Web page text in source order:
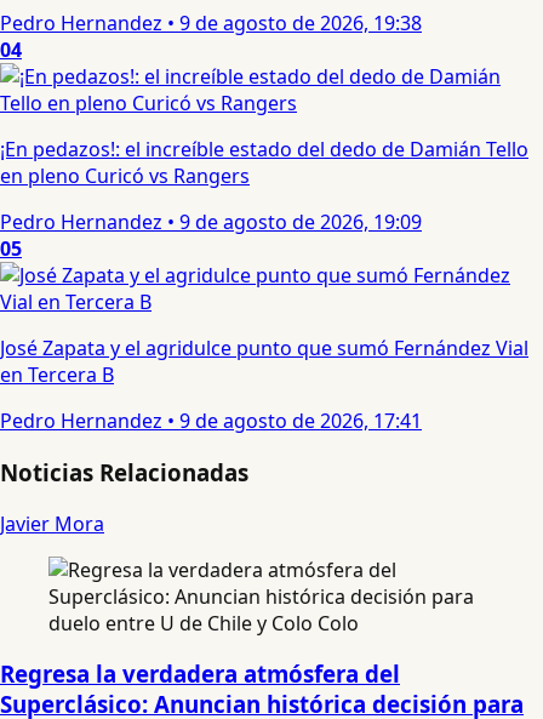
Pedro Hernandez • 9 de agosto de 2026, 19:38
04
¡En pedazos!: el increíble estado del dedo de Damián Tello
en pleno Curicó vs Rangers
Pedro Hernandez • 9 de agosto de 2026, 19:09
05
José Zapata y el agridulce punto que sumó Fernández Vial
en Tercera B
Pedro Hernandez • 9 de agosto de 2026, 17:41
Noticias Relacionadas
Javier Mora
Regresa la verdadera atmósfera del
Superclásico: Anuncian histórica decisión para